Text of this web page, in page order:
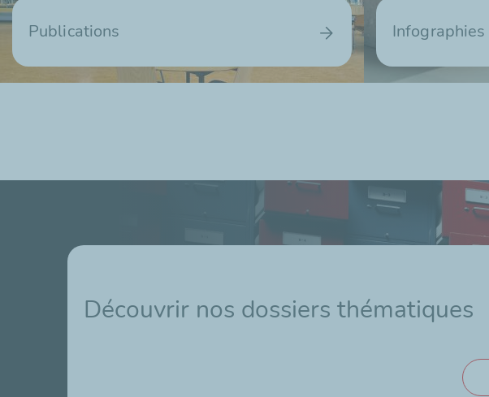
Publications Infographies
Découvrir nos dossiers thématiques